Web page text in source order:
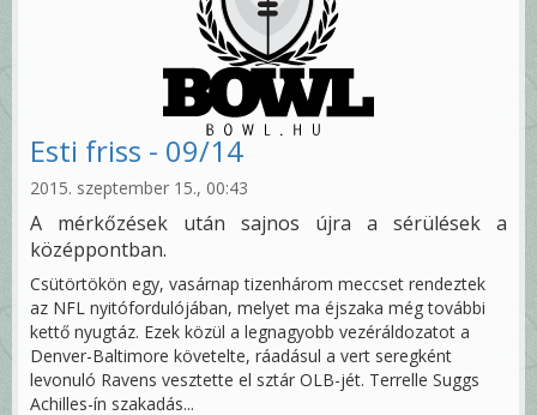
Esti friss - 09/14
2015. szeptember 15., 00:43
A mérkőzések után sajnos újra a sérülések a
középpontban.
Csütörtökön egy, vasárnap tizenhárom meccset rendeztek
az NFL nyitófordulójában, melyet ma éjszaka még további
kettő nyugtáz. Ezek közül a legnagyobb vezéráldozatot a
Denver-Baltimore követelte, ráadásul a vert seregként
levonuló Ravens vesztette el sztár OLB-jét. Terrelle Suggs
Achilles-ín szakadás...